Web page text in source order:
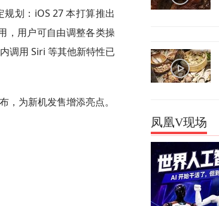
规划：iOS 27 本打算推出
，用户可自由调整各类操
调用 Siri 等其他新特性已
为新机发售增添亮点。
凤凰V现场